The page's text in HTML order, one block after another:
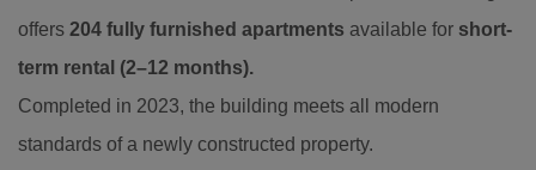
offers 204 fully furnished apartments available for short-
term rental (2–12 months).
Completed in 2023, the building meets all modern
standards of a newly constructed property.